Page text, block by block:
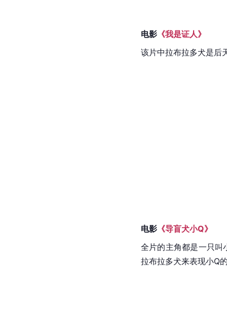
电影 《我是证人》
该片中拉布拉多犬是后
电影 《导盲犬小Q》
全片的主角都是一只叫
拉布拉多犬来表现小Q